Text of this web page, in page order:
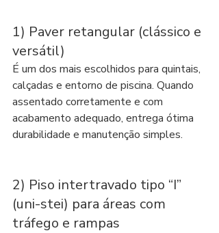
1) Paver retangular (clássico e
versátil)
É um dos mais escolhidos para quintais,
calçadas e entorno de piscina. Quando
assentado corretamente e com
acabamento adequado, entrega ótima
durabilidade e manutenção simples.
2) Piso intertravado tipo “I”
(uni-stei) para áreas com
tráfego e rampas